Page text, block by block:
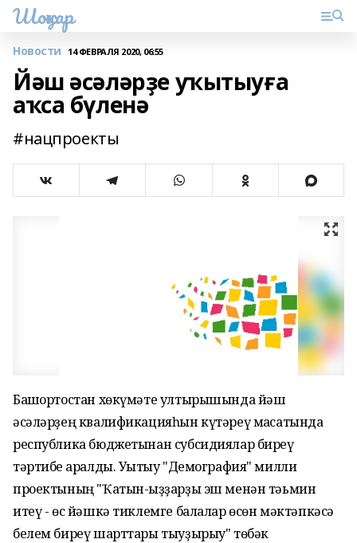
Шоңҡар
Новости 14 ФЕВРАЛЯ 2020, 06:55
Йәш әсәләрҙе уҡытыуға
аҡса бүленә
#нацпроекты
Башҡортостан хөкүмәте ултырышында йәш
әсәләрҙең квалификацияһын күтәреү маҡсатында
республика бюджетынан субсидиялар биреү
тәртибе ҡаралды. Уҡытыу "Демография" милли
проектының "Ҡатын-ҡыҙҙарҙы эш менән тәьмин
итеү - өс йәшкә тиклемге балалар өсөн мәктәпкәсә
белем биреү шарттары тыуҙырыу" төбәк